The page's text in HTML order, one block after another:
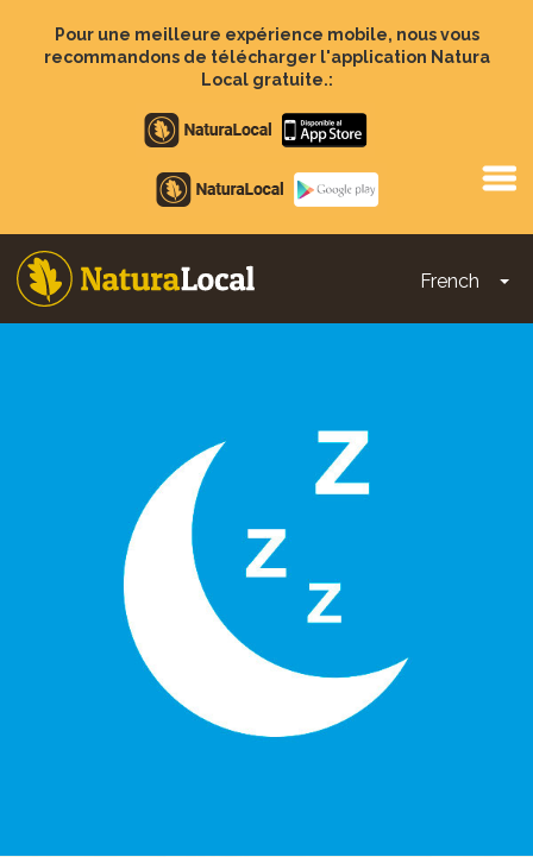
contenu
Pour une meilleure expérience mobile, nous vous
recommandons de télécharger l'application Natura
Local gratuite.:
Apple
store
Google
Play
French
Main